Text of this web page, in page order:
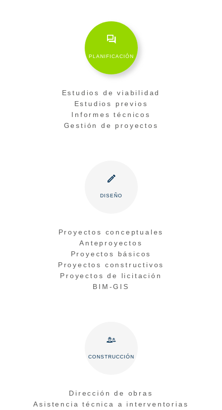
PLANIFICACIÓN
Estudios de viabilidad
Estudios previos
Informes técnicos
Gestión de proyectos
DISEÑO
Proyectos conceptuales
Anteproyectos
Proyectos básicos
Proyectos constructivos
Proyectos de licitación
BIM-GIS
CONSTRUCCIÓN
Dirección de obras
Asistencia técnica a interventorias